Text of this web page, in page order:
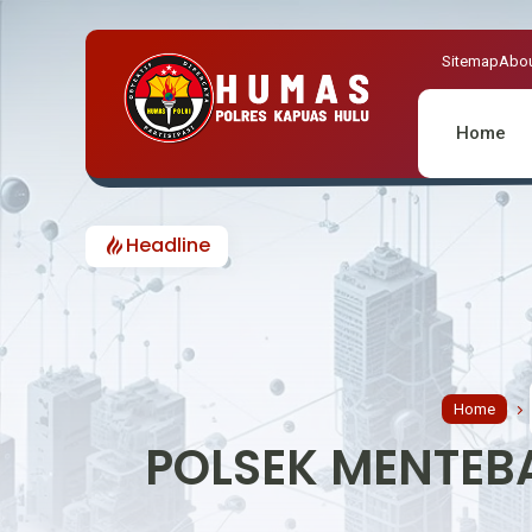
Sitemap
Home
Headline
Home
POLSEK